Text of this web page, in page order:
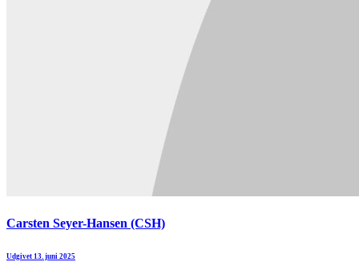
Carsten Seyer-Hansen (CSH)
Udgivet 13. juni 2025